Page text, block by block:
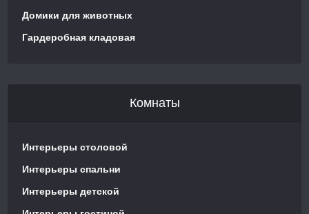
Домики для животных
Гардеробная кладовая
Комнаты
Интерьеры столовой
Интерьеры спальни
Интерьеры детской